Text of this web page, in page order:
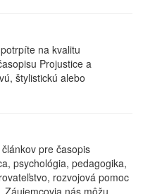
na kvalitu
Projustice a
štylistickú alebo
pre časopis
psychológia, pedagogika,
rozvojová pomoc
nás môžu